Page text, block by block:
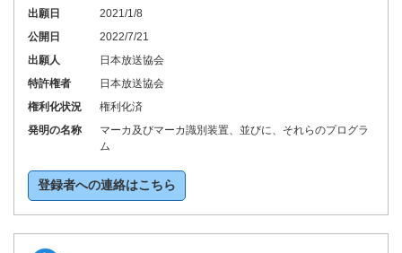
出願日
2021/1/8
公開日
2022/7/21
出願人
日本放送協会
特許権者
日本放送協会
権利化状況
権利化済
発明の名称
マーカ及びマーカ識別装置、並びに、それらのプログラ
ム
登録者への連絡はこちら